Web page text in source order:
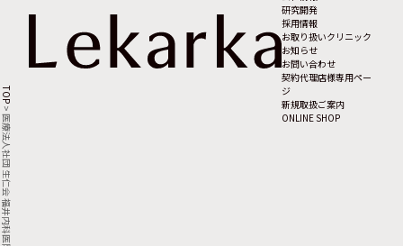
研究開発
採用情報
お取り扱いクリニック
お知らせ
お問い合わせ
契約代理店様専用ペー
ジ
新規取扱ご案内
ONLINE SHOP
TOP
>
医療法人社団 生仁会 福井内科医院